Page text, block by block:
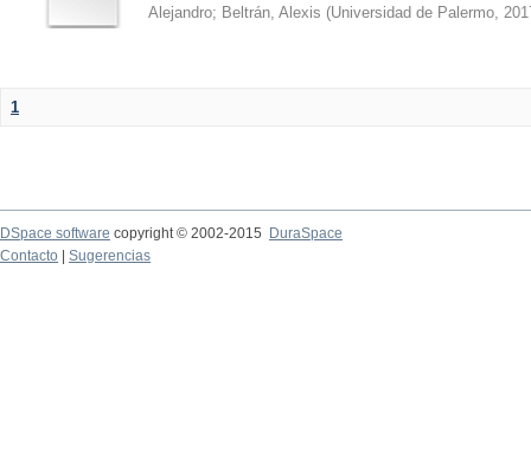
Alejandro; Beltrán, Alexis (Universidad de Palermo,
1
DSpace software copyright © 2002-2015
DuraSpace
Contacto
Sugerencias